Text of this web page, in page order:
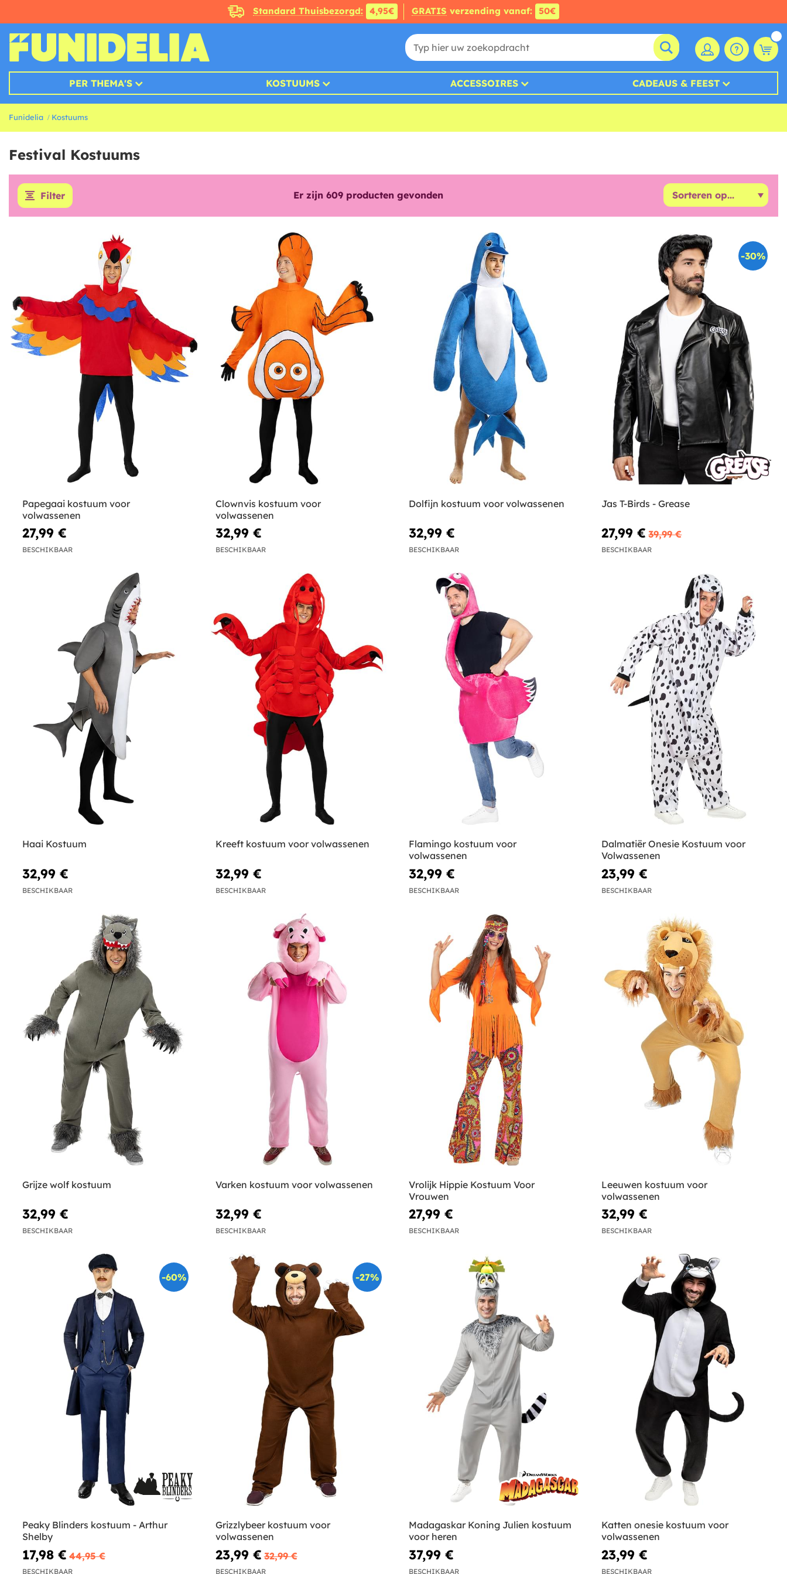
Standard Thuisbezorgd: 4,95€ GRATIS verzending vanaf: 50€
PER THEMA'S KOSTUUMS ACCESSOIRES CADEAUS & FEEST
Funidelia Kostuums
Festival Kostuums
Filter Er zijn 609producten gevonden
Papegaai kostuum voor
volwassenen
27,99 €
BESCHIKBAAR
Clownvis kostuum voor
volwassenen
32,99 €
BESCHIKBAAR
Dolfijn kostuum voor volwassenen
32,99 €
BESCHIKBAAR
-30%
Jas T-Birds - Grease
27,99 € 39,99 €
BESCHIKBAAR
Haai Kostuum
32,99 €
BESCHIKBAAR
Kreeft kostuum voor volwassenen
32,99 €
BESCHIKBAAR
Flamingo kostuum voor
volwassenen
32,99 €
BESCHIKBAAR
Dalmatiër Onesie Kostuum voor
Volwassenen
23,99 €
BESCHIKBAAR
Grijze wolf kostuum
32,99 €
BESCHIKBAAR
Varken kostuum voor volwassenen
32,99 €
BESCHIKBAAR
Vrolijk Hippie Kostuum Voor
Vrouwen
27,99 €
BESCHIKBAAR
Leeuwen kostuum voor
volwassenen
32,99 €
BESCHIKBAAR
-60%
Peaky Blinders kostuum - Arthur
Shelby
17,98 € 44,95 €
BESCHIKBAAR
-27%
Grizzlybeer kostuum voor
volwassenen
23,99 € 32,99 €
BESCHIKBAAR
Madagaskar Koning Julien kostuum
voor heren
37,99 €
BESCHIKBAAR
Katten onesie kostuum voor
volwassenen
23,99 €
BESCHIKBAAR